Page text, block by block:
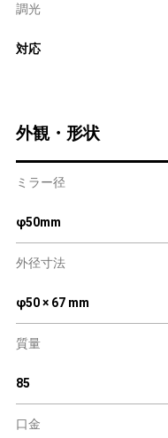
調光
対応
外観・形状
ミラー径
φ50mm
外径寸法
φ50 × 67 mm
質量
85
口金